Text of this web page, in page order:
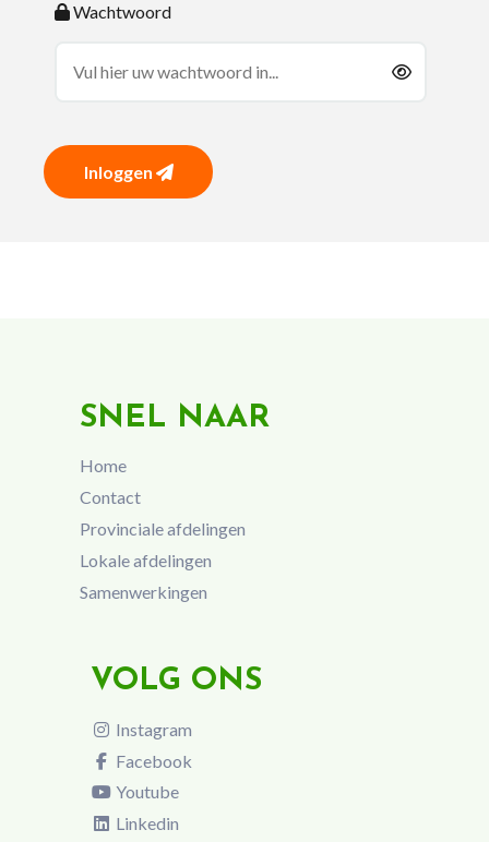
Wachtwoord
Inloggen
SNEL NAAR
Home
Contact
Provinciale afdelingen
Lokale afdelingen
Samenwerkingen
VOLG ONS
Instagram
Facebook
Youtube
Linkedin